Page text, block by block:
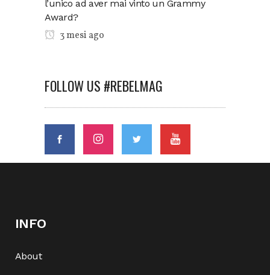
l’unico ad aver mai vinto un Grammy
Award?
3 mesi ago
FOLLOW US #REBELMAG
INFO
About